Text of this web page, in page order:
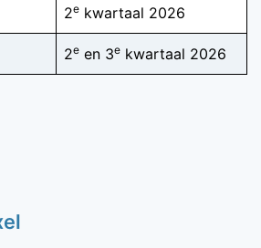
2e kwartaal 2026
2e en 3e kwartaal 2026